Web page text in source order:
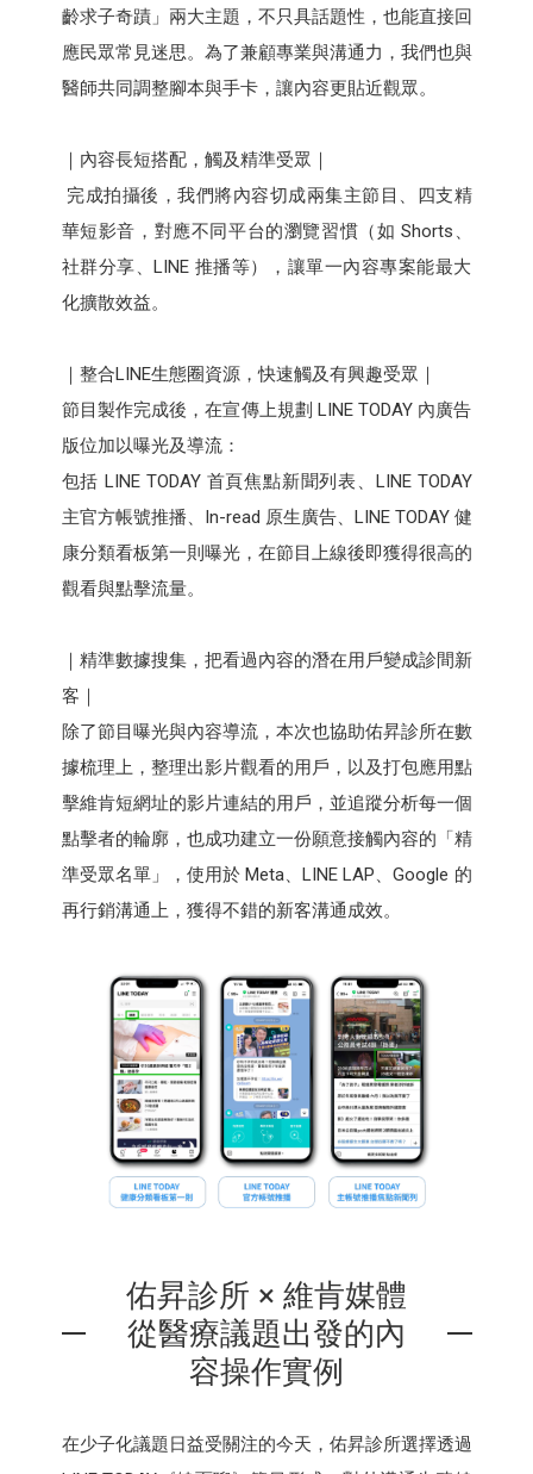
齡求子奇蹟」兩大主題，不只具話題性，也能直接回
應民眾常見迷思。為了兼顧專業與溝通力，我們也與
醫師共同調整腳本與手卡，讓內容更貼近觀眾。
｜內容長短搭配，觸及精準受眾｜
完成拍攝後，我們將內容切成兩集主節目、四支精
華短影音，對應不同平台的瀏覽習慣（如 Shorts、
社群分享、LINE 推播等），讓單一內容專案能最大
化擴散效益。
｜整合LINE生態圈資源，快速觸及有興趣受眾｜
節目製作完成後，在宣傳上規劃 LINE TODAY 內廣告
版位加以曝光及導流：
包括 LINE TODAY 首頁焦點新聞列表、LINE TODAY
主官方帳號推播、In-read 原生廣告、LINE TODAY 健
康分類看板第一則曝光，在節目上線後即獲得很高的
觀看與點擊流量。
｜精準數據搜集，把看過內容的潛在用戶變成診間新
客｜
除了節目曝光與內容導流，本次也協助佑昇診所在數
據梳理上，整理出影片觀看的用戶，以及打包應用點
擊維肯短網址的影片連結的用戶，並追蹤分析每一個
點擊者的輪廓，也成功建立一份願意接觸內容的「精
準受眾名單」，使用於 Meta、LINE LAP、Google 的
再行銷溝通上，獲得不錯的新客溝通成效。
佑昇診所 × 維肯媒體
從醫療議題出發的內
容操作實例
在少子化議題日益受關注的今天，佑昇診所選擇透過